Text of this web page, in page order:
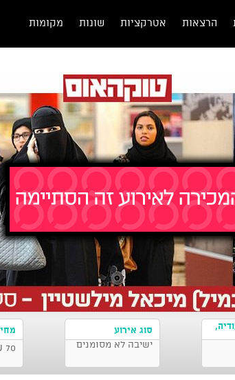
הרצאות אטרקציות שונות מקומות
סוג אירוע
ישיבה לא מסומנים 70 ₪